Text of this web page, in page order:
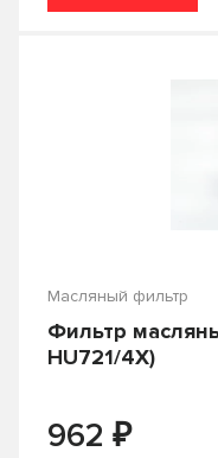
Масляный фильтр
Фильтр
HU721/4X)
962 ₽